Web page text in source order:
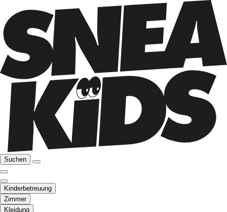
Suchen
Kinderbetreuung
Zimmer
Kleidung